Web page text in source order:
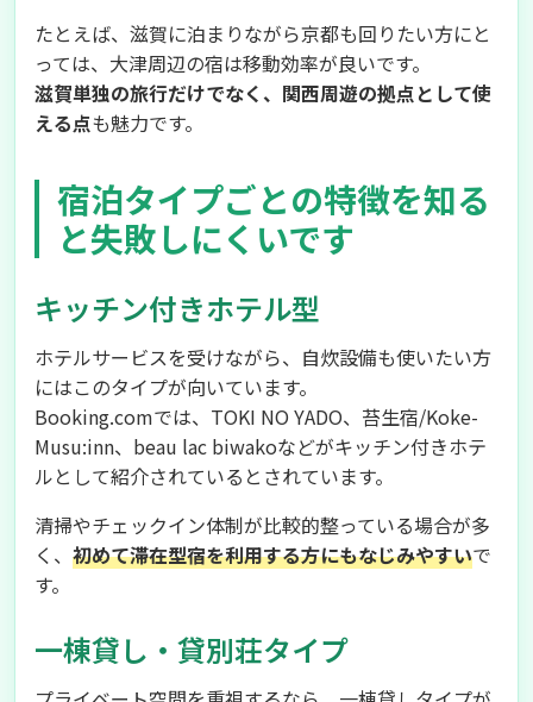
たとえば、滋賀に泊まりながら京都も回りたい方にと
っては、大津周辺の宿は移動効率が良いです。
滋賀単独の旅行だけでなく、関西周遊の拠点として使
える点も魅力です。
宿泊タイプごとの特徴を知る
と失敗しにくいです
キッチン付きホテル型
ホテルサービスを受けながら、自炊設備も使いたい方
にはこのタイプが向いています。
Booking.comでは、TOKI NO YADO、苔生宿/Koke-
Musu:inn、beau lac biwakoなどがキッチン付きホテ
ルとして紹介されているとされています。
清掃やチェックイン体制が比較的整っている場合が多
く、 初めて滞在型宿を利用する方にもなじみやすいで
す。
一棟貸し・貸別荘タイプ